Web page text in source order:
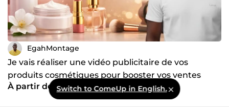
EgahMontage
Je vais réaliser une vidéo publicitaire de vos
produits cosmétiques pour booster vos ventes
À partir de 25,09 $USSwitch to ComeUp in English.